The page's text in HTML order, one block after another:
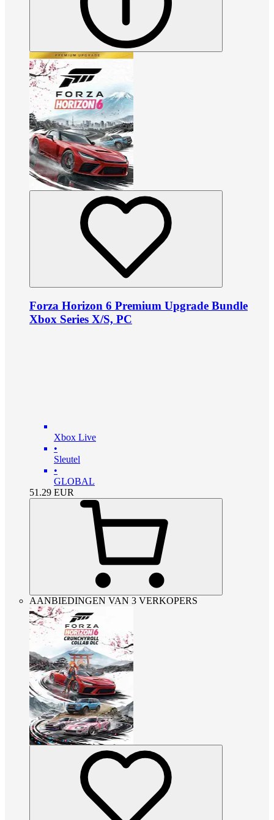
Forza Horizon 6 Premium Upgrade Bundle
Xbox Series X/S, PC
Xbox Live
•
Sleutel
•
GLOBAL
51.29 EUR
AANBIEDINGEN VAN 3 VERKOPERS